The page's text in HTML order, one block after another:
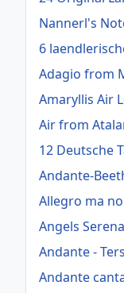
Nannerl's
6
Adagio from
Amaryllis Air
Air from
12 Deutsche
Andante-
Allegro ma
Angels
Andante -
Andante